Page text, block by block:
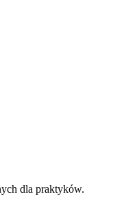
dla praktyków.